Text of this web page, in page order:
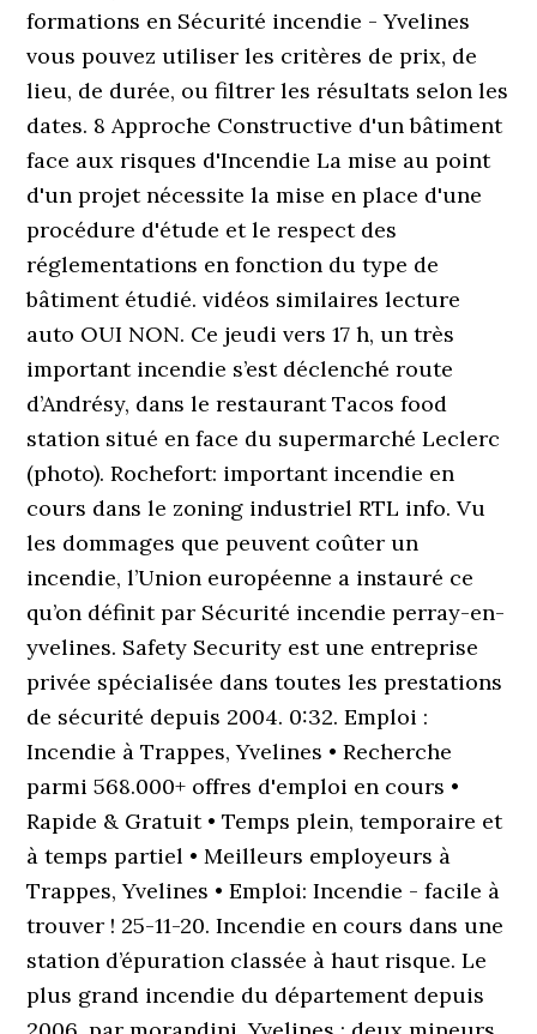
formations en Sécurité incendie - Yvelines
vous pouvez utiliser les critères de prix, de
lieu, de durée, ou filtrer les résultats selon les
dates. 8 Approche Constructive d'un bâtiment
face aux risques d'Incendie La mise au point
d'un projet nécessite la mise en place d'une
procédure d'étude et le respect des
réglementations en fonction du type de
bâtiment étudié. vidéos similaires lecture
auto OUI NON. Ce jeudi vers 17 h, un très
important incendie s’est déclenché route
d’Andrésy, dans le restaurant Tacos food
station situé en face du supermarché Leclerc
(photo). Rochefort: important incendie en
cours dans le zoning industriel RTL info. Vu
les dommages que peuvent coûter un
incendie, l’Union européenne a instauré ce
qu’on définit par Sécurité incendie perray-en-
yvelines. Safety Security est une entreprise
privée spécialisée dans toutes les prestations
de sécurité depuis 2004. 0:32. Emploi :
Incendie à Trappes, Yvelines • Recherche
parmi 568.000+ offres d'emploi en cours •
Rapide & Gratuit • Temps plein, temporaire et
à temps partiel • Meilleurs employeurs à
Trappes, Yvelines • Emploi: Incendie - facile à
trouver ! 25-11-20. Incendie en cours dans une
station d’épuration classée à haut risque. Le
plus grand incendie du département depuis